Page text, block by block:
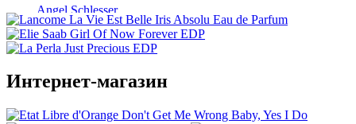
Angel Schlesser
Anna Sui
Annayake
Antonio Banderas
Armaf
Интернет-магазин